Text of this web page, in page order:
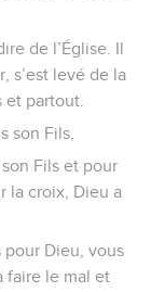
de l’Église. Il
s’est levé de la
partout.
son Fils,
Fils et pour
la croix, Dieu a
pour Dieu, vous
faire le mal et